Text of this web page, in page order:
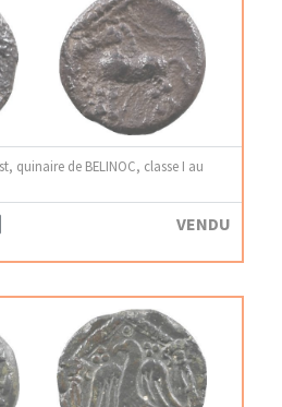
quinaire de BELINOC, classe I au
VENDU